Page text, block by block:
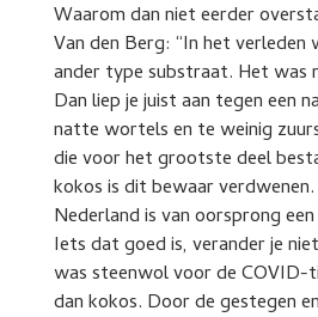
Waarom dan niet eerder
Van den Berg: “In het verleden
ander type substraat. Het was
Dan liep je juist aan tegen een
natte wortels en te weinig
die voor het grootste deel
kokos is dit bewaar verdwenen.
Nederland is van oorsprong
Iets dat goed is, verander je
was steenwol voor de COVID-
dan kokos. Door de gestegen